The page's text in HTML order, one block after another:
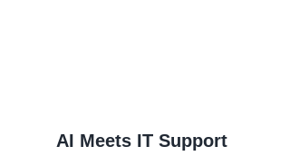
AI Meets IT Support